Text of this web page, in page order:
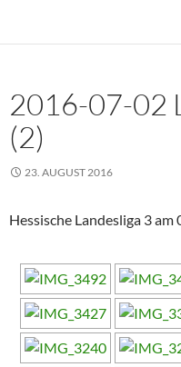
2016-07-02
(2)
23. AUGUST 2016
Hessische Landesliga 3